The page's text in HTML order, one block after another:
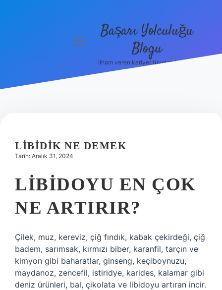
Hakkımızda
menüyüBaşarı Yolculuğu
Blogu
İlham veren kariyer tüyoları burada!
LIBIDIK NE DEMEK
Tarih: Aralık 31, 2024
LIBIDOYU EN ÇOK
NE ARTIRIR?
Çilek, muz, kereviz, çiğ fındık, kabak çekirdeği, çiğ
badem, sarımsak, kırmızı biber, karanfil, tarçın ve
kimyon gibi baharatlar, ginseng, keçiboynuzu,
maydanoz, zencefil, istiridye, karides, kalamar gibi
deniz ürünleri, bal, çikolata ve libidoyu artıran incir.